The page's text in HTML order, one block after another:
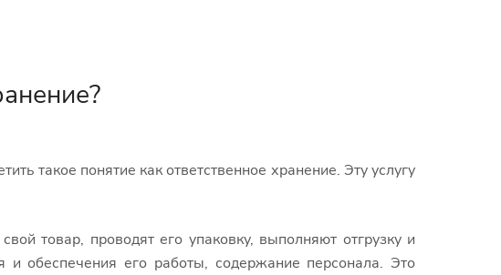
такое понятие как ответственное хранение. Эту услугу
товар, проводят его упаковку, выполняют отгрузку и
и обеспечения его работы, содержание персонала. Это